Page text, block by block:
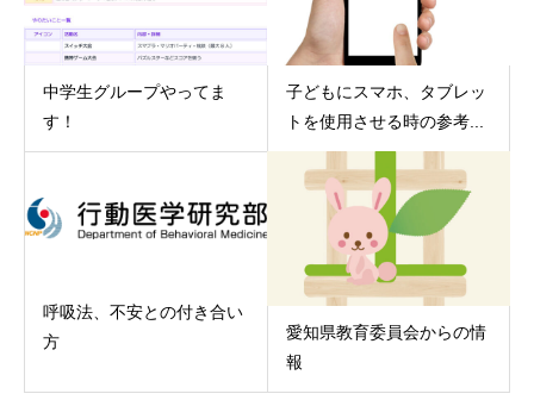
中学生グループやってま
す！
子どもにスマホ、タブレッ
トを使用させる時の参考...
呼吸法、不安との付き合い
方
愛知県教育委員会からの情
報